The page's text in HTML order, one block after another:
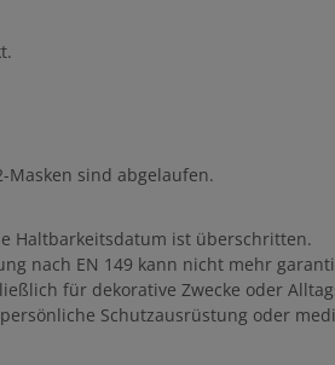
Masken sind abgelaufen.
Haltbarkeitsdatum ist überschritten.
nach EN 149 kann nicht mehr
für dekorative Zwecke oder
Schutzausrüstung oder